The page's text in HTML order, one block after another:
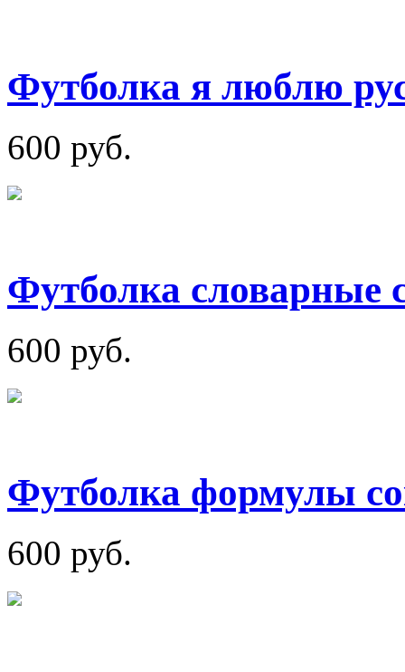
Футболка я люблю
600 руб.
Футболка словарные
600 руб.
Футболка формулы
600 руб.